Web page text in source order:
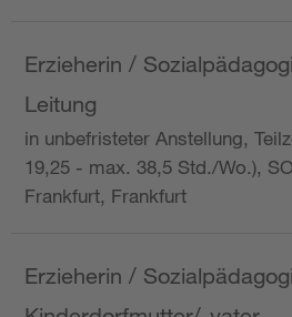
Erzieherin /
Leitung
in unbefristeter Anstellung,
19,25 - max. 38,5 Std./Wo.),
Frankfurt, Frankfurt
Erzieherin /